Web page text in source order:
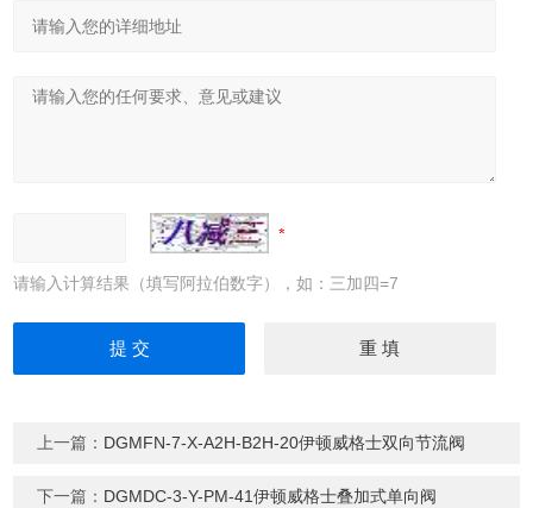
请输入计算结果（填写阿拉伯数字），如：三加四=7
上一篇： DGMFN-7-X-A2H-B2H-20伊顿威格士双向节流阀
下一篇： DGMDC-3-Y-PM-41伊顿威格士叠加式单向阀